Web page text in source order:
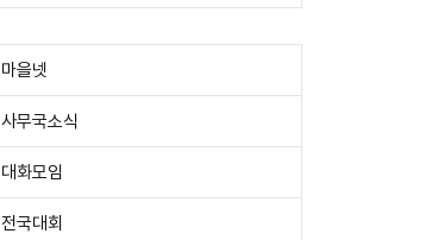
마을넷
사무국소식
대화모임
전국대회